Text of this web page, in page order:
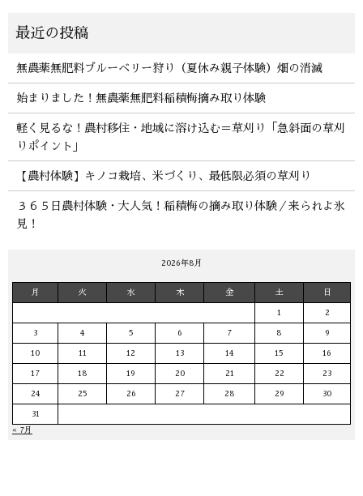
無農薬無肥料ブルーベリー狩り（夏休み親子体験）畑の消滅
始まりました！無農薬無肥料稲積梅摘み取り体験
軽く見るな！農村移住・地域に溶け込む＝草刈り「急斜面の草刈
りポイント」
【農村体験】キノコ栽培、米づくり、最低限必須の草刈り
３６５日農村体験・大人気！稲積梅の摘み取り体験／来られよ氷
見！
2026年8月
月 火 水 木 金 土 日
1 2
3 4 5 6 7 8 9
10 11 12 13 14 15 16
17 18 19 20 21 22 23
24 25 26 27 28 29 30
31
« 7月